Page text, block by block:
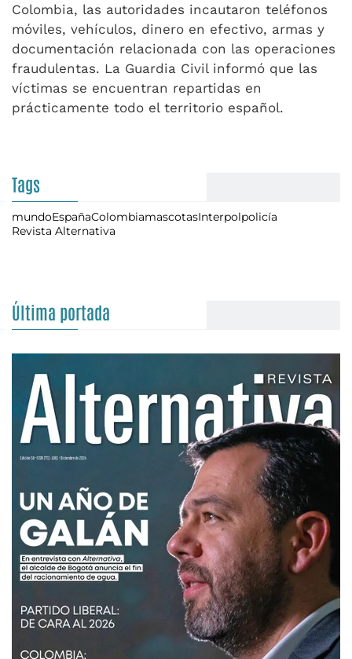
Colombia, las autoridades incautaron teléfonos
móviles, vehículos, dinero en efectivo, armas y
documentación relacionada con las operaciones
fraudulentas. La Guardia Civil informó que las
víctimas se encuentran repartidas en
prácticamente todo el territorio español.
Tags
mundoEspañaColombiamascotasInterpolpolicía
Revista Alternativa
Última portada